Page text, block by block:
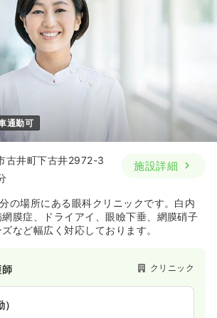
通勤可
古井町下古井2972-3
施設詳細
の場所にある眼科クリニックです。白内
膜症、ドライアイ、眼瞼下垂、網膜硝子
など幅広く対応しております。
クリニック